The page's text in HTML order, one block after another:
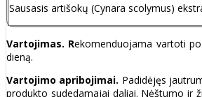
Sausasis artišokų (Cynara scolymus)
Vartojimas. Rekomenduojama vartoti
dieną.
Vartojimo apribojimai. Padidėjęs
produkto sudedamajai daliai. Nėštumo ir